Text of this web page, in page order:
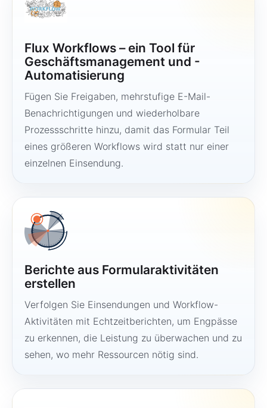
Flux Workflows – ein Tool für
Geschäftsmanagement und -
Automatisierung
Fügen Sie Freigaben, mehrstufige E-Mail-
Benachrichtigungen und wiederholbare
Prozessschritte hinzu, damit das Formular Teil
eines größeren Workflows wird statt nur einer
einzelnen Einsendung.
Berichte aus Formularaktivitäten
erstellen
Verfolgen Sie Einsendungen und Workflow-
Aktivitäten mit Echtzeitberichten, um Engpässe
zu erkennen, die Leistung zu überwachen und zu
sehen, wo mehr Ressourcen nötig sind.